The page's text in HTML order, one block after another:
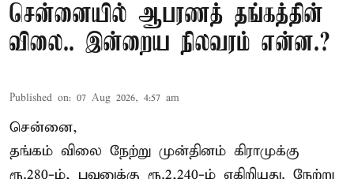
சென்னையில் ஆபரணத் தங்கத்தின்
விலை.. இன்றைய நிலவரம் என்ன.?
Published on: 07 Aug 2026, 4:57 am
சென்னை,
தங்கம் விலை நேற்று முன்தினம் கிராமுக்கு
ரூ.280-ம், பவுனுக்கு ரூ.2,240-ம் எகிறியது. நேற்று